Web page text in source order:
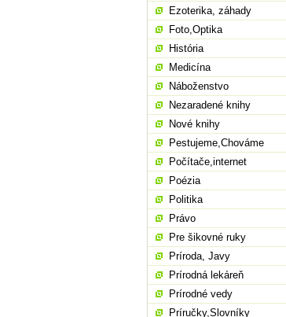
Ezoterika, záhady
Foto,Optika
História
Medicína
Náboženstvo
Nezaradené knihy
Nové knihy
Pestujeme,Chováme
Počítače,internet
Poézia
Politika
Právo
Pre šikovné ruky
Príroda, Javy
Prírodná lekáreň
Prírodné vedy
Príručky,Slovníky